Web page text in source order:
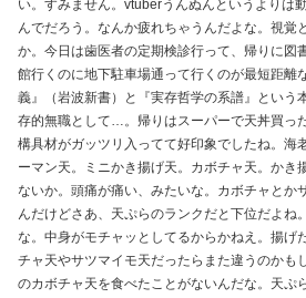
い。すみません。vtuberうんぬんというよりは
んでだろう。なんか疲れちゃうんだよな。視覚
か。今日は歯医者の定期検診行って、帰りに図
館行くのに地下駐車場通って行くのが最短距離
義』（岩波新書）と『実存哲学の系譜』という
存的無職として…。帰りはスーパーで天丼買っ
構具材がガッツリ入ってて好印象でしたね。海
ーマン天。ミニかき揚げ天。カボチャ天。かき
ないか。頭痛が痛い、みたいな。カボチャとか
んだけどさあ、天ぷらのランクだと下位だよね
な。中身がモチャッとしてるからかねえ。揚げ
チャ天やサツマイモ天だったらまた違うのかも
のカボチャ天を食べたことがないんだな。天ぷ